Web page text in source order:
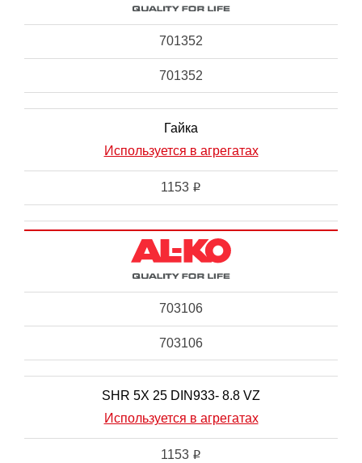
701352
701352
Гайка
Используется в агрегатах
1153 i
703106
703106
SHR 5X 25 DIN933- 8.8 VZ
Используется в агрегатах
1153 i